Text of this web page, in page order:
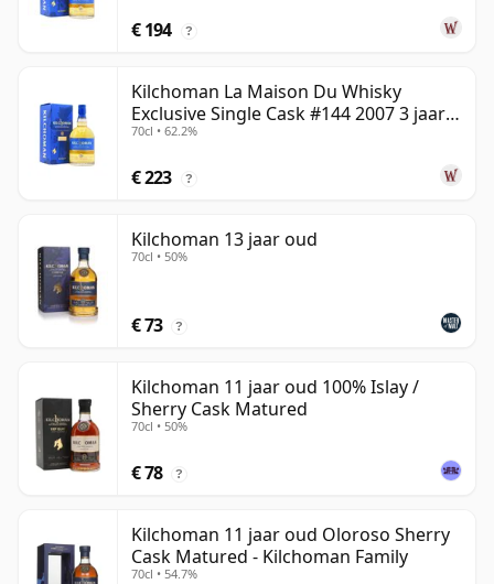
€ 194 ?
Kilchoman La Maison Du Whisky
Exclusive Single Cask #144 2007 3 jaar
oud
70cl • 62.2%
€ 223 ?
Kilchoman 13 jaar oud
70cl • 50%
€ 73 ?
Kilchoman 11 jaar oud 100% Islay /
Sherry Cask Matured
70cl • 50%
€ 78 ?
Kilchoman 11 jaar oud Oloroso Sherry
Cask Matured - Kilchoman Family
70cl • 54.7%